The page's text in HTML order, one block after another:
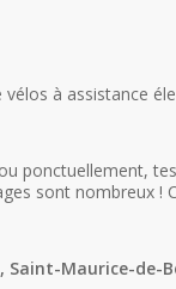
à assistance
ponctuellement,
sont nombreux !
Saint-Maurice-de-